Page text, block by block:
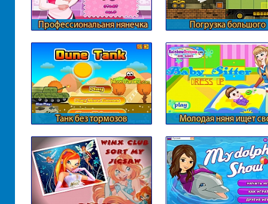
Профессиональаня нянечка
Погрузка большого
Танк без тормозов
Молодая няня ищет